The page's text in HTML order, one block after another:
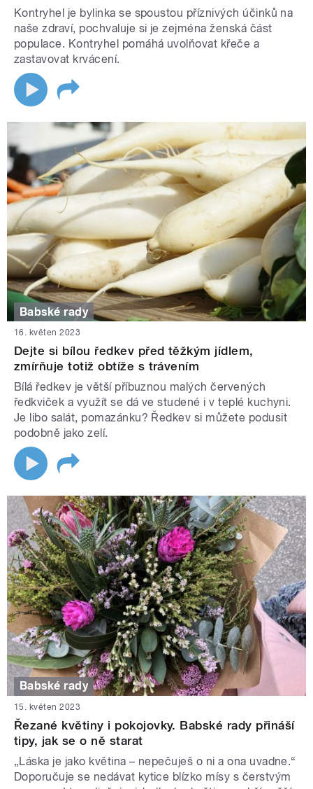
Kontryhel je bylinka se spoustou příznivých účinků na
naše zdraví, pochvaluje si je zejména ženská část
populace. Kontryhel pomáhá uvolňovat křeče a
zastavovat krvácení.
Babské rady
16. květen 2023
Dejte si bílou ředkev před těžkým jídlem,
zmírňuje totiž obtíže s trávením
Bílá ředkev je větší příbuznou malých červených
ředkviček a využít se dá ve studené i v teplé kuchyni.
Je libo salát, pomazánku? Ředkev si můžete podusit
podobně jako zelí.
Babské rady
15. květen 2023
Řezané květiny i pokojovky. Babské rady přináší
tipy, jak se o ně starat
„Láska je jako květina – nepečuješ o ni a ona uvadne.“
Doporučuje se nedávat kytice blízko mísy s čerstvým